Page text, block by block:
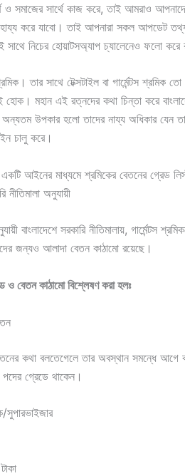
ও সমাজের সার্থে কাজ করে, তাই আমরাও
করে যাবো। তাই আপনারা সকল আপডেট
সাথে নিচের হোয়াটসঅ্যাপ চ্যালেনেও ফলো করে
তার সাথে টেক্সটাইল বা গার্মেন্টস
মহান এই রত্নদের কথা চিন্তা করে
উপকার হলো তাদের নায্য অধিকার যেন
চালু করে।
আইনের মাধ্যমে শ্রমিকের বেতনের গ্রেড
নীতিমালা অনুযায়ী
বাংলাদেশে সরকারি নীতিমালায়, গার্মেন্টস
জন্যও আলাদা বেতন কাঠামো রয়েছে।
ও বেতন কাঠামো বিশ্লেষণ করা হলঃ
কথা বলতেগেলে তার অবস্থান সমন্ধে আগে
পদের গ্রেডে থাকেন।
সুপারভাইজার